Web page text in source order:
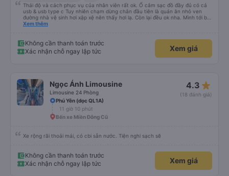
Thái độ và cách phục vụ của nhân viên rất ok. Ổ cắm sạc đồ đầy đủ có cả
usb & usb type c Tuy nhiên chạm dừng chân đầu tiên là quán ăn nhỏ ven
đường nhà vệ sinh hơi xập xệ nên thấy hơi lạ. Còn lại đều ok nha. Mình tới bx
miền tây và thùng đồ tới khu vực thủ đức để giao cho người nhà thì nhà xe
Xem thêm
Không cần thanh toán trước
Xác nhận chỗ ngay lập tức
Xem giá
Ngọc Ánh Limousine
Limousine 24 Phòng
4.3 star_rate
(18 đánh giá)
Phú Yên (dọc QL1A)
11 giờ 10 phút
Bến xe Miền Đông Cũ
Xe rộng rãi thoải mái, có cbi sẵn nước. Tiện nghi sạch sẽ
Không cần thanh toán trước
Xác nhận chỗ ngay lập tức
Xem giá